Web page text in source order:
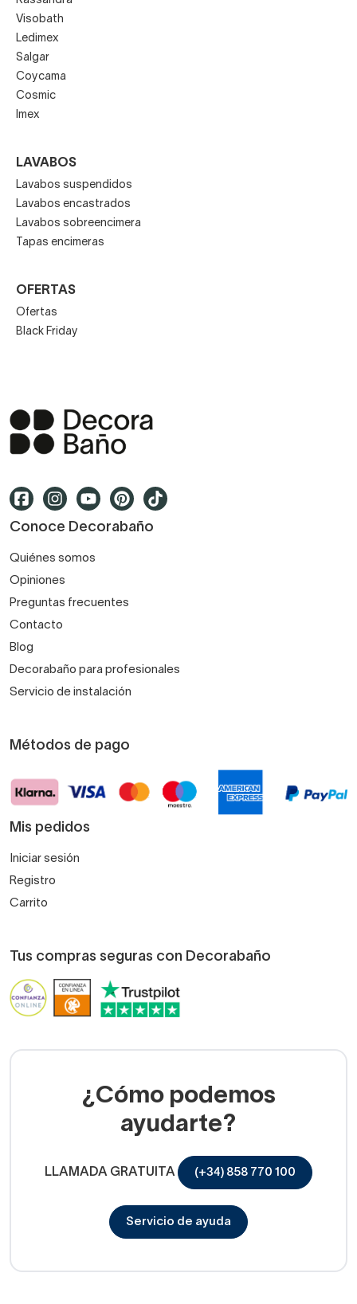
Visobath
Ledimex
Salgar
Coycama
Cosmic
Imex
LAVABOS
Lavabos suspendidos
Lavabos encastrados
Lavabos sobreencimera
Tapas encimeras
OFERTAS
Ofertas
Black Friday
Conoce Decorabaño
Quiénes somos
Opiniones
Preguntas frecuentes
Contacto
Blog
Decorabaño para profesionales
Servicio de instalación
Métodos de pago
Mis pedidos
Iniciar sesión
Registro
Carrito
Tus compras seguras con Decorabaño
¿Cómo podemos
ayudarte?
LLAMADA GRATUITA (+34) 858 770 100
Servicio de ayuda